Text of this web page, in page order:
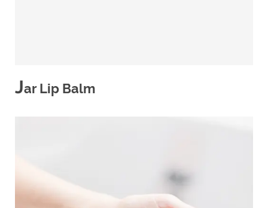
Jar Lip Balm